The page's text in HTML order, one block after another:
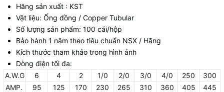
Hãng sản xuất : KST
Vật liệu: Ống đồng / Copper Tubular
Số lượng sản phẩm: 100 cái/hộp
Bảo hành 1 năm theo tiêu chuẩn NSX / Hãng
Kích thước tham khảo trong hình ảnh
Dòng điện tối đa:
A.W.G
6 4 2 1/0 2/0 3/0 4/0 250
300
AMP.
95 125 170 230 265 310 360 405 445